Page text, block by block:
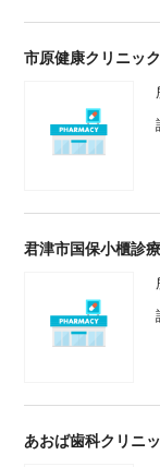
市原健康クリニック
君津市国保小櫃診
あおば歯科クリニ